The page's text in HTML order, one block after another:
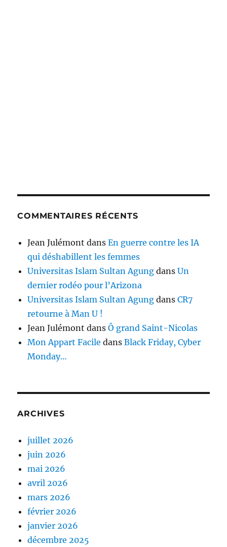
COMMENTAIRES RÉCENTS
Jean Julémont dansEn guerre contre les IA
qui déshabillent les femmes
Universitas Islam Sultan Agung dansUn
dernier rodéo pour l’Arizona
Universitas Islam Sultan Agung dansCR7
retourne à Man U !
Jean Julémont dansÔ grand Saint-Nicolas
Mon Appart Facile dansBlack Friday, Cyber
Monday…
ARCHIVES
juillet 2026
juin 2026
mai 2026
avril 2026
mars 2026
février 2026
janvier 2026
décembre 2025